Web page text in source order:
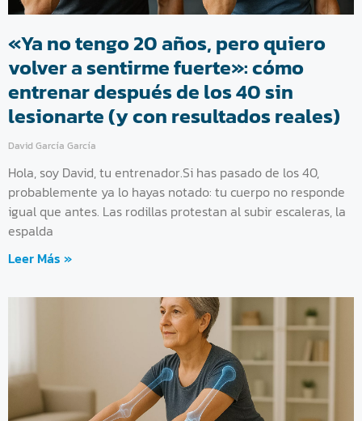
«Ya no tengo 20 años, pero quiero
volver a sentirme fuerte»: cómo
entrenar después de los 40 sin
lesionarte (y con resultados reales)
David García García
Hola, soy David, tu entrenador.Si has pasado de los 40,
probablemente ya lo hayas notado: tu cuerpo no responde
igual que antes. Las rodillas protestan al subir escaleras, la
espalda
Leer Más »